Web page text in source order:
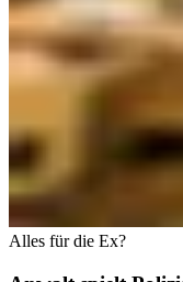
Alles für die Ex?